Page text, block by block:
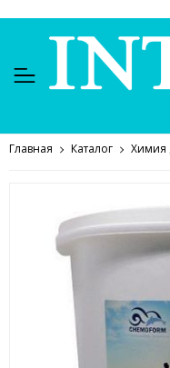
Главная Каталог Химия